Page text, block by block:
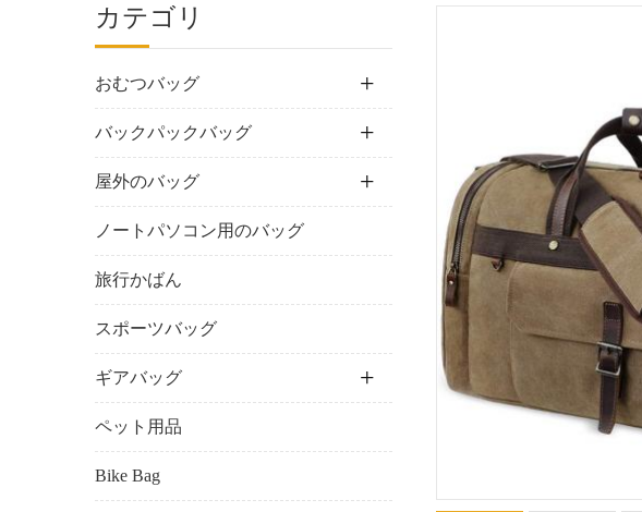
カテゴリ
おむつバッグ
バックパックバッグ
屋外のバッグ
ノートパソコン用のバッグ
旅行かばん
スポーツバッグ
ギアバッグ
ペット用品
Bike Bag